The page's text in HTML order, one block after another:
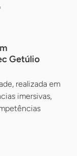
Getúlio
realizada em
imersivas,